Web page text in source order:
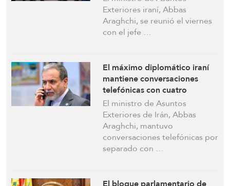
poner fin a la guerra
Exteriores iraní, Abbas
Araghchi, se reunió el viernes
con el jefe …
El máximo diplomático iraní
mantiene conversaciones
telefónicas con cuatro
naciones en medio de las
tensiones entre EEUU e
“Israel”
El ministro de Asuntos
Exteriores de Irán, Abbas
Araghchi, mantuvo
conversaciones telefónicas por
separado con …